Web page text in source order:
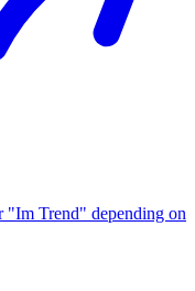
"Im Trend" depending on